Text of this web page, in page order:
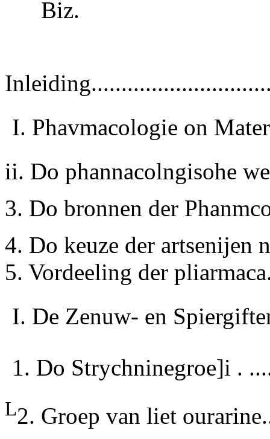
Biz.
I. Phavmacologie on
ii. Do phannacolngisohe
3. Do bronnen der
4. Do keuze der artsenijen
5. Vordeeling der
I. De Zenuw- en
1. Do Strychninegroe]i .
L2. Groep van liet